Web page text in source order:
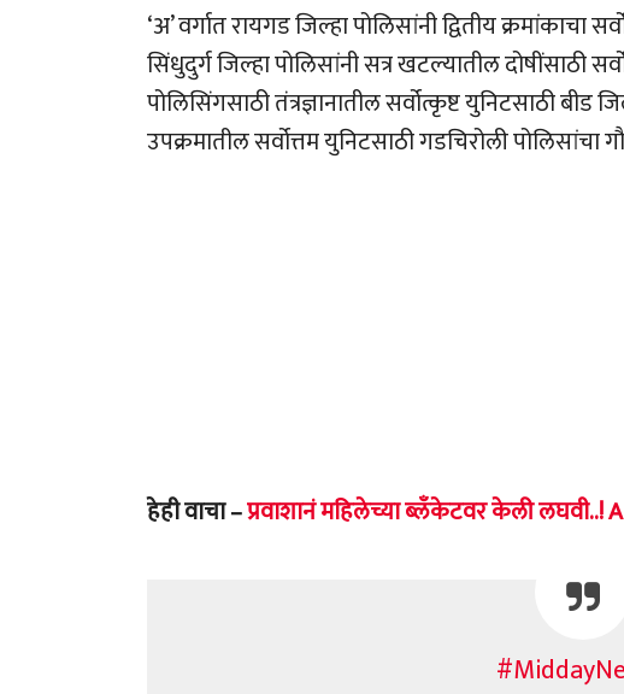
‘अ’ वर्गात रायगड जिल्हा पोलिसांनी द्वितीय
सिंधुदुर्ग जिल्हा पोलिसांनी सत्र खटल्यातील दोषींसाठी
पोलिसिंगसाठी तंत्रज्ञानातील सर्वोत्कृष्ट युनिटसाठी
उपक्रमातील सर्वोत्तम युनिटसाठी गडचिरोली
हेही वाचा –प्रवाशानं महिलेच्या ब्लँकेटवर केली लघवी..!